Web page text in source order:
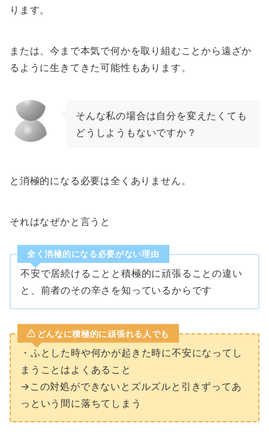
ります。
または、今まで本気で何かを取り組むことから遠ざか
るように生きてきた可能性もあります。
そんな私の場合は自分を変えたくても
どうしようもないですか？
と消極的になる必要は全くありません。
それはなぜかと言うと
全く消極的になる必要がない理由
不安で居続けることと積極的に頑張ることの違い
と、前者のその辛さを知っているからです
どんなに積極的に頑張れる人でも
・ふとした時や何かが起きた時に不安になってし
まうことはよくあること
→この対処ができないとズルズルと引きずってあ
っという間に落ちてしまう